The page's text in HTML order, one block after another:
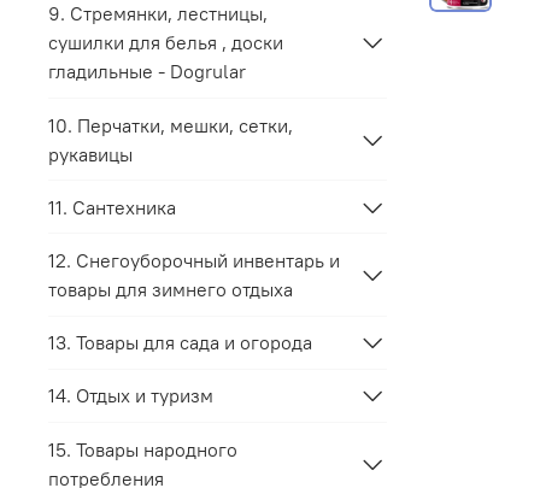
9. Стремянки, лестницы,
сушилки для белья , доски
гладильные - Dogrular
10. Перчатки, мешки, сетки,
рукавицы
11. Сантехника
12. Снегоуборочный инвентарь и
товары для зимнего отдыха
13. Товары для сада и огорода
14. Отдых и туризм
15. Товары народного
потребления